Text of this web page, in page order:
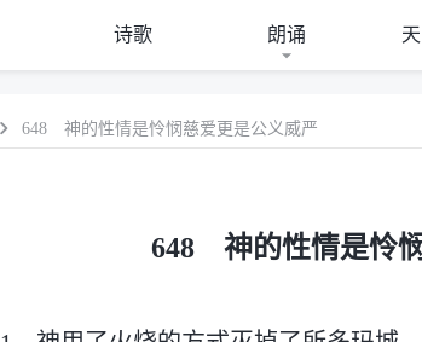
诗歌 朗诵
648 神的性情是怜悯慈爱更是公义威严
648 神的性情是怜